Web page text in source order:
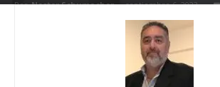
Por Nestor Schumacher - septiembre 6, 2023